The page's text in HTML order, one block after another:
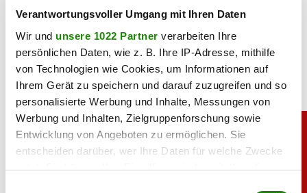
Verantwortungsvoller Umgang mit Ihren Daten
Wir und unsere 1022 Partner verarbeiten Ihre
persönlichen Daten, wie z. B. Ihre IP-Adresse, mithilfe
von Technologien wie Cookies, um Informationen auf
Ihrem Gerät zu speichern und darauf zuzugreifen und so
personalisierte Werbung und Inhalte, Messungen von
Werbung und Inhalten, Zielgruppenforschung sowie
Entwicklung von Angeboten zu ermöglichen. Sie
entscheiden darüber, wer Ihre Daten für welche Zwecke
nutzt. Sie können Ihre Einwilligung jederzeit über die
teilen